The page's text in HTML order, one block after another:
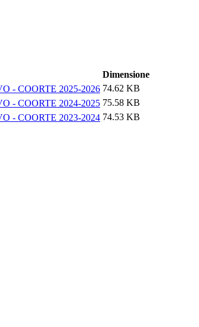
Dimensione
- COORTE 2025-2026 74.62 KB
- COORTE 2024-2025 75.58 KB
- COORTE 2023-2024 74.53 KB